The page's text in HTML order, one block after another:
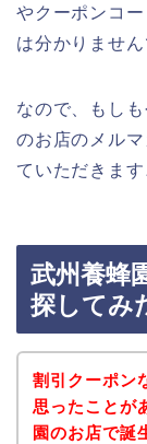
やクーポンコ
は分かりません
なので、もし
のお店のメル
ていただきます
武州養蜂
探してみ
割引クーポン
思ったことが
園のお店で誕